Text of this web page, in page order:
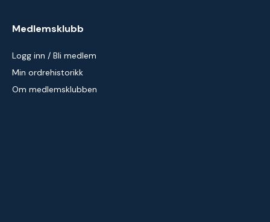
Medlemsklubb
Logg inn / Bli medlem
Min ordrehistorikk
Om medlemsklubben